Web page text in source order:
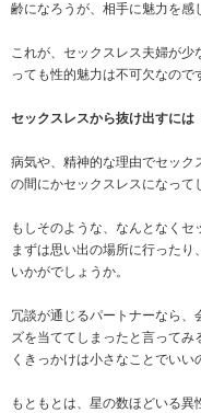
齢になろうが、相手に魅力を感
これが、セックスレス夫婦が
っても性的魅力は不可欠なので
セックスレスから抜け出すには
病気や、精神的な理由でセッ
の間にかセックスレスになって
もしそのような、なんとなくセ
まずは思い出の場所に行った
いかがでしょうか。
冗談が通じるパートナーなら
ズを当ててしまったと言って
くきっかけは小さなことでいい
もともとは、星の数ほどいる